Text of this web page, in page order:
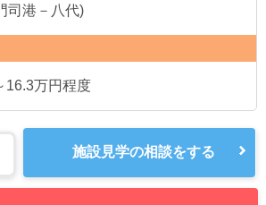
司港－八代)
16.3万円程度
施設見学の相談をする